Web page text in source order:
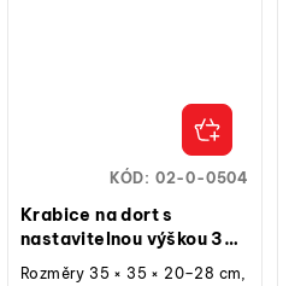
Krabice na dort s
nastavitelnou výškou 35
× 35 × 20–28 cm
Rozměry 35 × 35 × 20–28 cm,
KÓD: 02-0-0504